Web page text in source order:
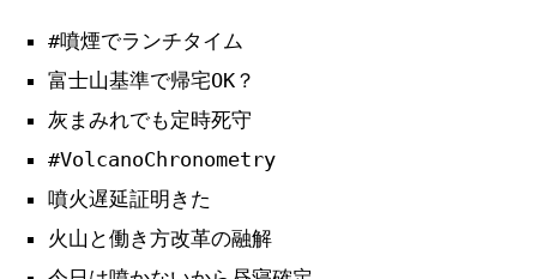
#噴煙でランチタイム
富士山基準で帰宅OK？
灰まみれでも定時死守
#VolcanoChronometry
噴火遅延証明きた
火山と働き方改革の融解